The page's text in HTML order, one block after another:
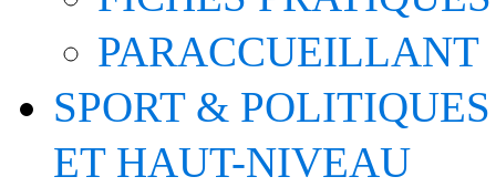
PARACCUEILLANT
SPORT &
ET HAUT-NIVEAU